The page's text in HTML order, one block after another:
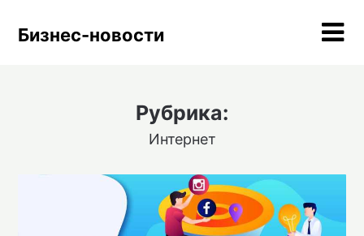
Бизнес-новости
Рубрика:
Интернет